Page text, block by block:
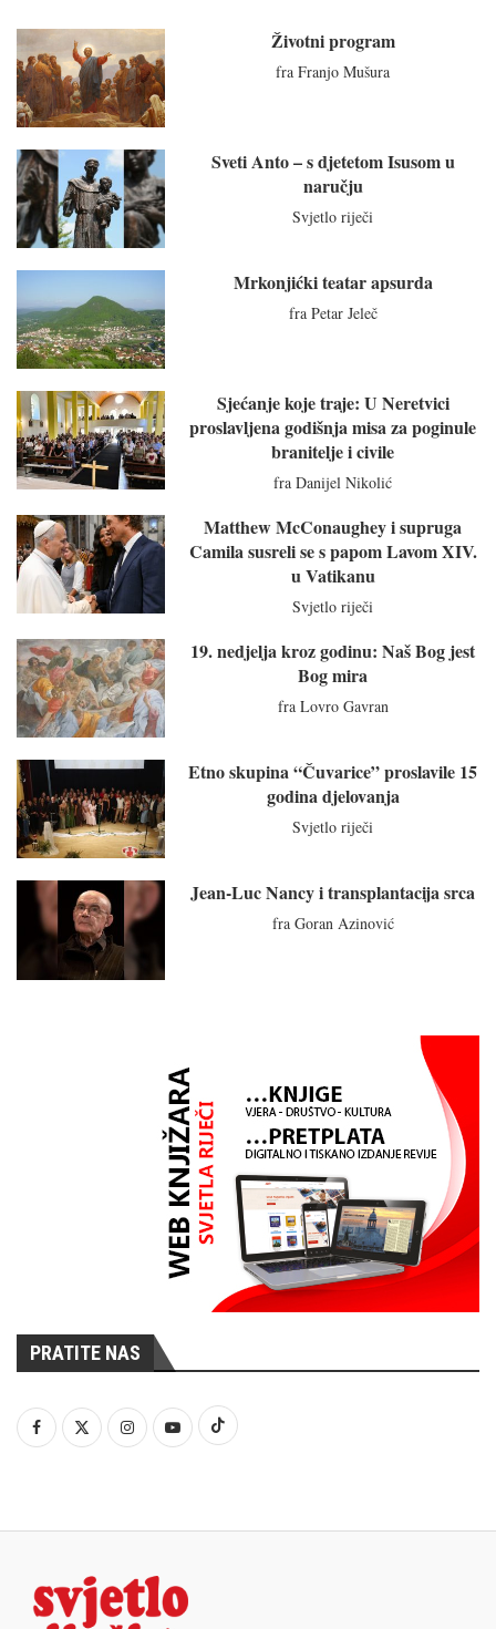
Životni program
fra Franjo Mušura
Sveti Anto – s djetetom Isusom u
naručju
Svjetlo riječi
Mrkonjićki teatar apsurda
fra Petar Jeleč
Sjećanje koje traje: U Neretvici
proslavljena godišnja misa za poginule
branitelje i civile
fra Danijel Nikolić
Matthew McConaughey i supruga
Camila susreli se s papom Lavom XIV.
u Vatikanu
Svjetlo riječi
19. nedjelja kroz godinu: Naš Bog jest
Bog mira
fra Lovro Gavran
Etno skupina “Čuvarice” proslavile 15
godina djelovanja
Svjetlo riječi
Jean-Luc Nancy i transplantacija srca
fra Goran Azinović
PRATITE NAS